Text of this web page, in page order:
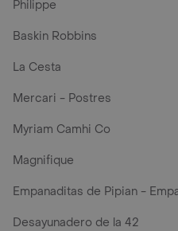
Philippe
Baskin Robbins
La Cesta
Mercari - Postres
Myriam Camhi Co
Magnifique
Empanaditas de Pipian -
Desayunadero de la 42